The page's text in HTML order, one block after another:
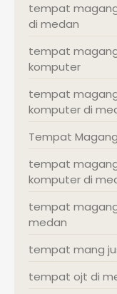
tempat
di medan
tempat
komputer
tempat
komputer di
Tempat
tempat
komputer di
tempat
medan
tempat mang
tempat ojt di